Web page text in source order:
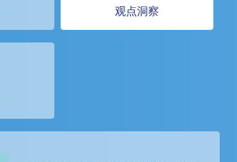
观点洞察